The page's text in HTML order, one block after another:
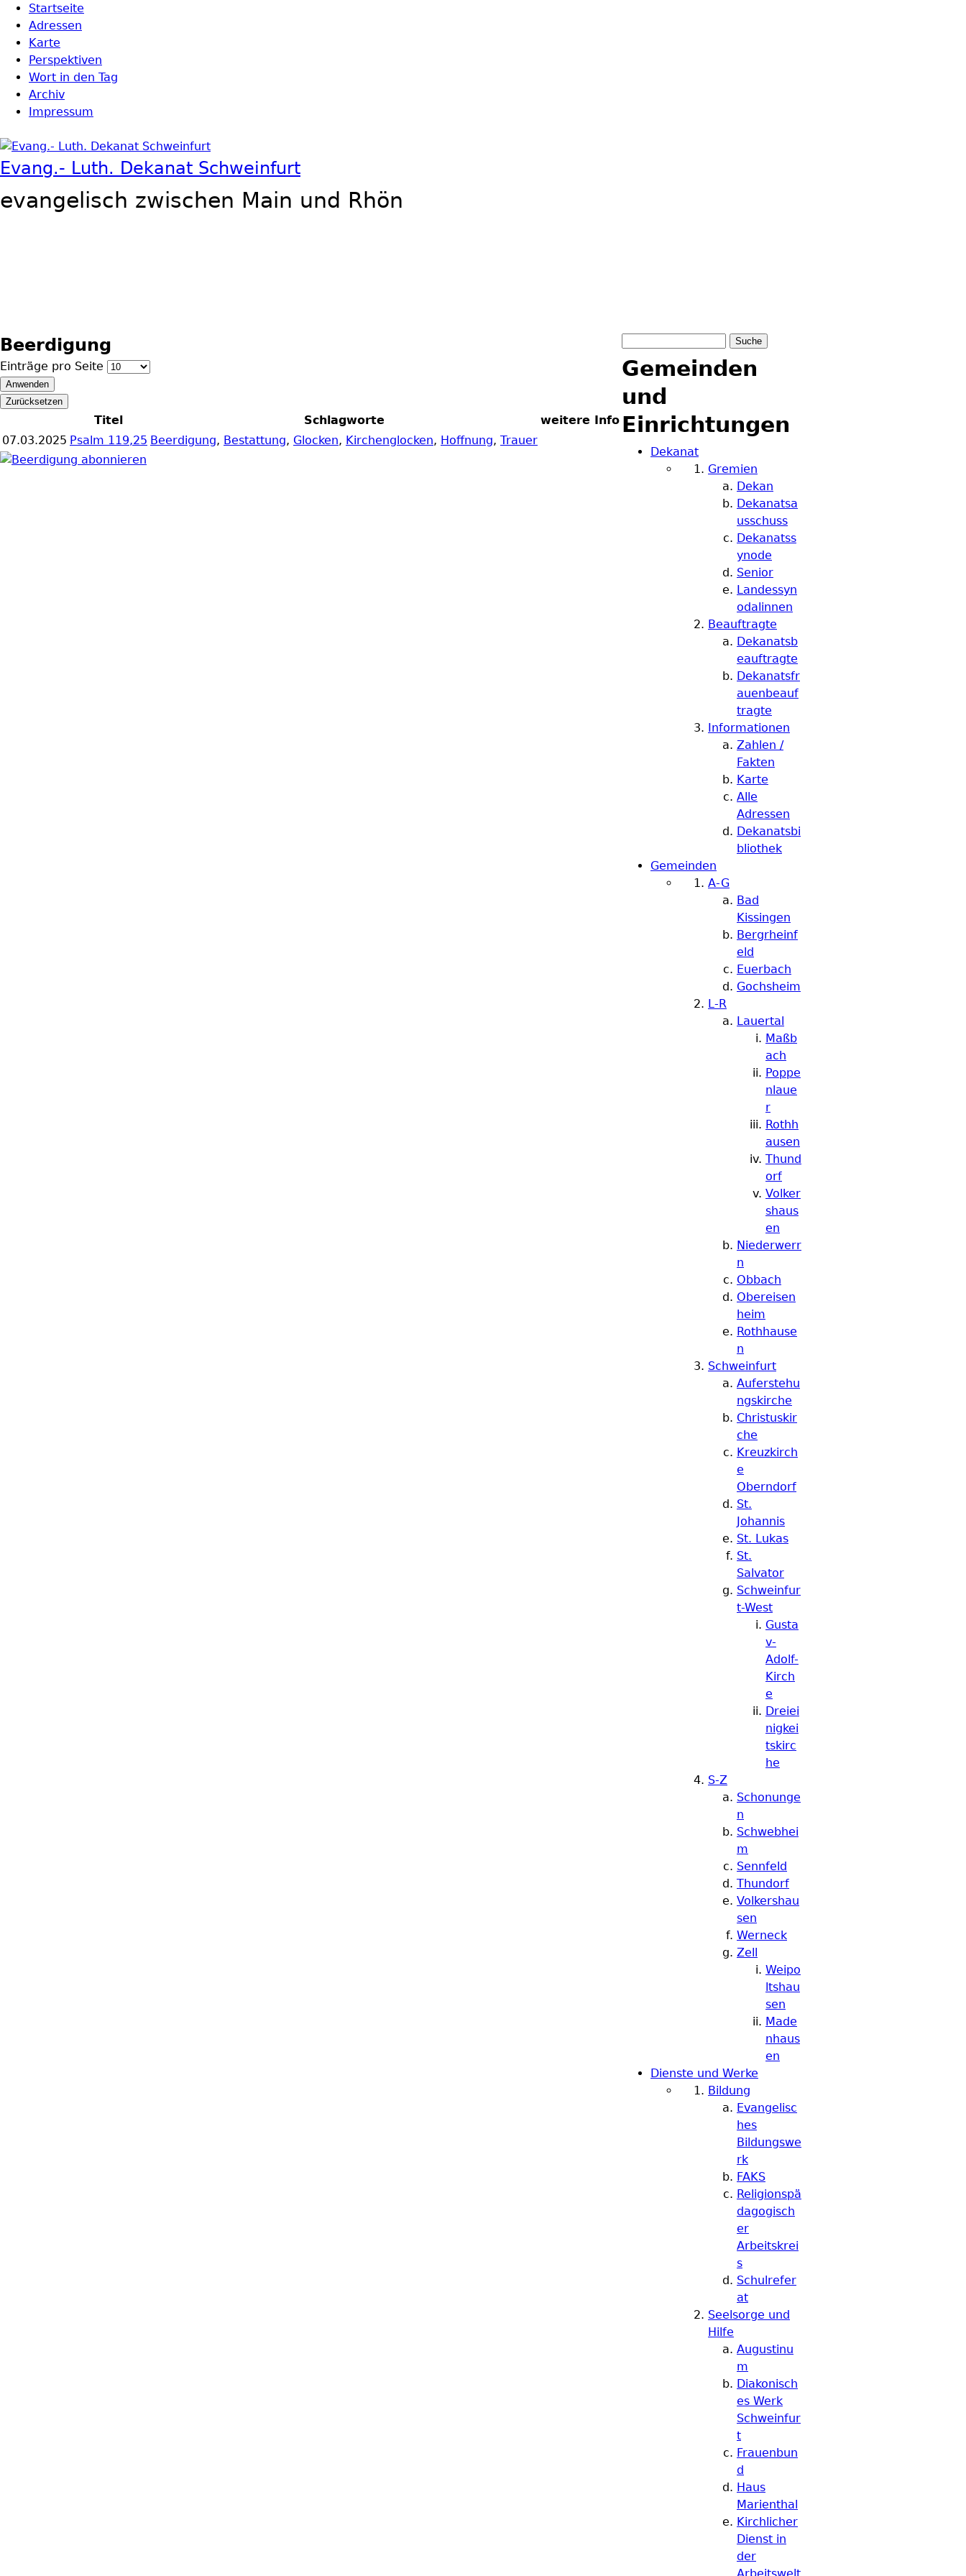
Direkt zum Inhalt
Hauptmenü
Startseite
Adressen
Karte
Perspektiven
Wort in den Tag
Archiv
Impressum
Evang.- Luth. Dekanat Schweinfurt
evangelisch zwischen Main und Rhön
Beerdigung
Einträge pro Seite
Titel Schlagworte
weitere Info
07.03.2025 Psalm 119,25 Beerdigung, Bestattung, Glocken, Kirchenglocken, Hoffnung, Trauer
Suchformular
Gemeinden
und
Einrichtungen
Dekanat
Gremien
Dekan
Dekanatsa
usschuss
Dekanatss
ynode
Senior
Landessyn
odalinnen
Beauftragte
Dekanatsb
eauftragte
Dekanatsfr
auenbeauf
tragte
Informationen
Zahlen /
Fakten
Karte
Alle
Adressen
Dekanatsbi
bliothek
Gemeinden
A-G
Bad
Kissingen
Bergrheinf
eld
Euerbach
Gochsheim
L-R
Lauertal
Maßb
ach
Poppe
nlaue
r
Rothh
ausen
Thund
orf
Volker
shaus
en
Niederwerr
n
Obbach
Obereisen
heim
Rothhause
n
Schweinfurt
Auferstehu
ngskirche
Christuskir
che
Kreuzkirch
e
Oberndorf
St.
Johannis
St. Lukas
St.
Salvator
Schweinfur
t-West
Gusta
v-
Adolf-
Kirch
e
Dreiei
nigkei
tskirc
he
S-Z
Schonunge
n
Schwebhei
m
Sennfeld
Thundorf
Volkershau
sen
Werneck
Zell
Weipo
ltshau
sen
Made
nhaus
en
Dienste und Werke
Bildung
Evangelisc
hes
Bildungswe
rk
FAKS
Religionspä
dagogisch
er
Arbeitskrei
s
Schulrefer
at
Seelsorge und
Hilfe
Augustinu
m
Diakonisch
es Werk
Schweinfur
t
Frauenbun
d
Haus
Marienthal
Kirchlicher
Dienst in
der